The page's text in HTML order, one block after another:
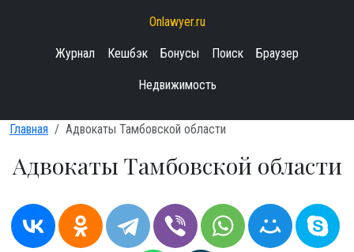
Onlawyer.ru
Журнал Кешбэк Бонусы Поиск Браузер
Недвижимость
Главная Адвокаты Тамбовской области
Адвокаты Тамбовской области